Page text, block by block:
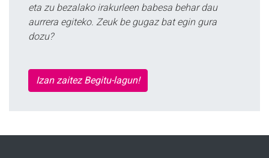
eta zu bezalako irakurleen babesa behar dau
aurrera egiteko. Zeuk be gugaz bat egin gura
dozu?
Izan zaitez Begitu-lagun!